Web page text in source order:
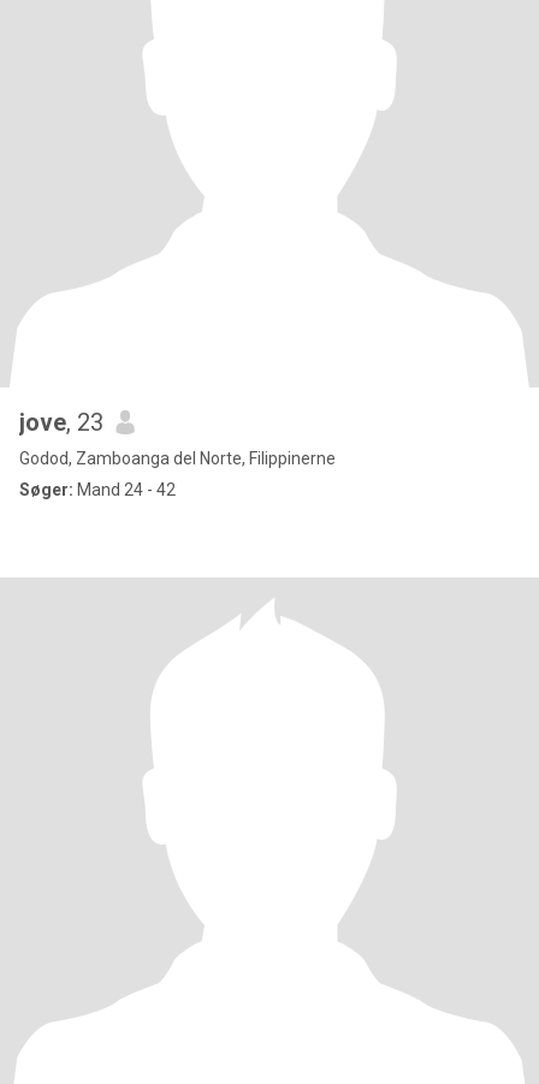
jove, 23
Godod, Zamboanga del Norte, Filippinerne
Søger: Mand 24 - 42